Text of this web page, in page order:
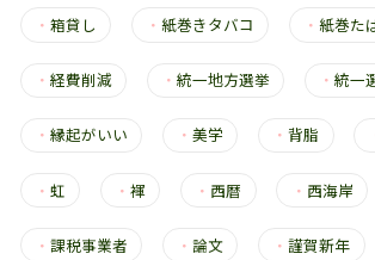
・ 箱貸し ・紙巻きタバコ ・紙巻た
・ 経費削減 ・統一地方選挙 ・統一
・ 縁起がいい ・美学 ・背脂
・ 虹 ・褌 ・ 西暦 ・ 西海岸
・ 課税事業者 ・論文 ・謹賀新年